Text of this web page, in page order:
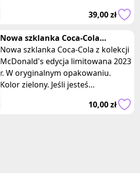
przeznaczonych zarówno39,00 zł
Nowa szklanka Coca-Cola
McDonald's limitowana edycja
zielona
Nowa szklanka Coca-Cola z kolekcji
McDonald's edycja limitowana 2023
r. W oryginalnym opakowaniu.
Kolor zielony. Jeśli jesteś
kolekcjonerem lub miłośnikiem limi
10,00 zł